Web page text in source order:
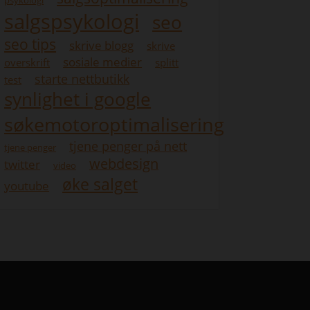
salgspsykologi seo
seo tips skrive blogg
skrive
overskrift
sosiale medier
splitt
test
starte nettbutikk
synlighet i google
søkemotoroptimalisering
tjene penger tjene penger på nett
twitter video webdesign
youtube øke salget